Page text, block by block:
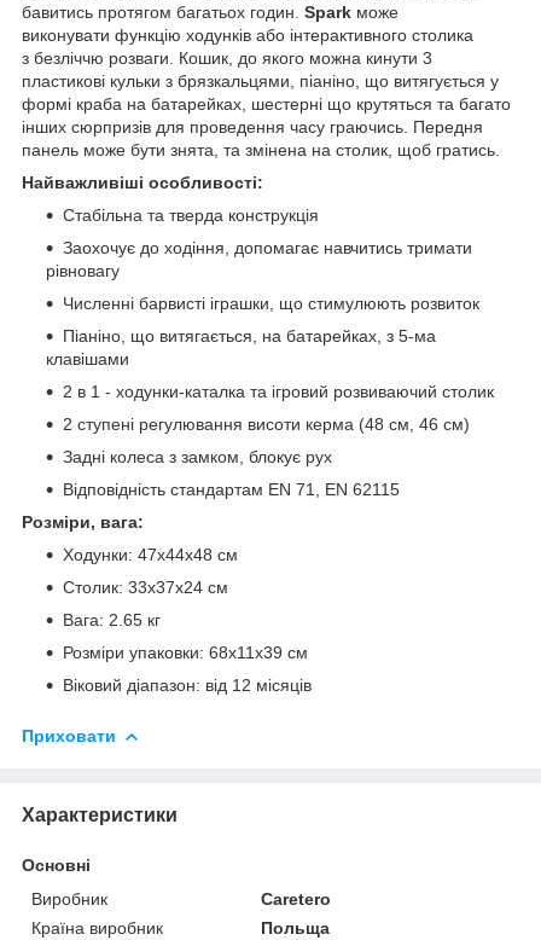
бавитись протягом багатьох годин. Spark може
виконувати функцію ходунків або інтерактивного столика
з безліччю розваги. Кошик, до якого можна кинути 3
пластикові кульки з брязкальцями, піаніно, що витягується у
формі краба на батарейках, шестерні що крутяться та багато
інших сюрпризів для проведення часу граючись. Передня
панель може бути знята, та змінена на столик, щоб гратись.
Найважливіші особливості:
Стабільна та тверда конструкція
Заохочує до ходіння, допомагає навчитись тримати
рівновагу
Численні барвисті іграшки, що стимулюють розвиток
Піаніно, що витягається, на батарейках, з 5-ма
клавішами
2 в 1 - ходунки-каталка та ігровий розвиваючий столик
2 ступені регулювання висоти керма (48 см, 46 см)
Задні колеса з замком, блокує рух
Відповідність стандартам EN 71, EN 62115
Розміри, вага:
Ходунки: 47x44x48 см
Столик: 33x37x24 см
Вага: 2.65 кг
Розміри упаковки: 68x11x39 см
Віковий діапазон: від 12 місяців
Приховати
Характеристики
Основні
Виробник
Caretero
Країна виробник
Польща